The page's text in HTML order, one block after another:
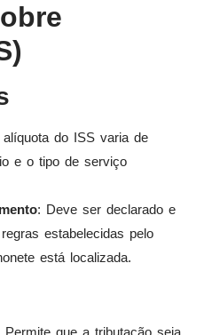
alíquota do ISS varia de
e o tipo de serviço
: Deve ser declarado e
estabelecidas pelo
está localizada.